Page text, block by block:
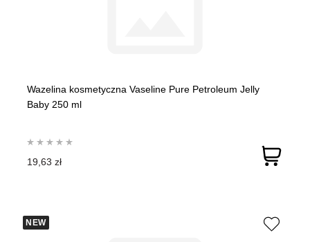
Wazelina kosmetyczna Vaseline Pure Petroleum Jelly
Baby 250 ml
19,63 zł
NEW